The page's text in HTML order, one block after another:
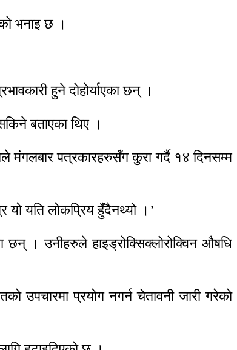
भनाइ छ ।
हुने दोहोर्याएका छन् ।
बताएका थिए ।
मंगलबार पत्रकारहरुसँग कुरा गर्दै १४ दिनसम्म
यो यति लोकप्रिय हुँदैनथ्यो ।’
छन् । उनीहरुले हाइड्रोक्सिक्लोरोक्विन औषधि
उपचारमा प्रयोग नगर्न चेतावनी जारी गरेको